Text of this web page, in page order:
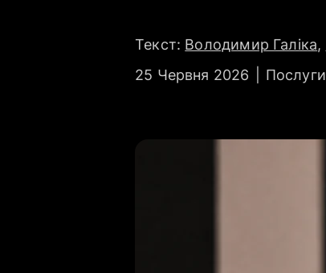
Текст: Володимир Галіка,
25 Червня 2026
Послуги